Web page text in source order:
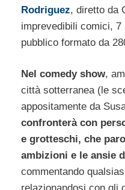
Rodriguez, diretto da
imprevedibili comici,
pubblico formato da
Nel comedy show,
città sotterranea (le
appositamente da
confronterà con
e grotteschi, che
ambizioni e le ansie
commentando